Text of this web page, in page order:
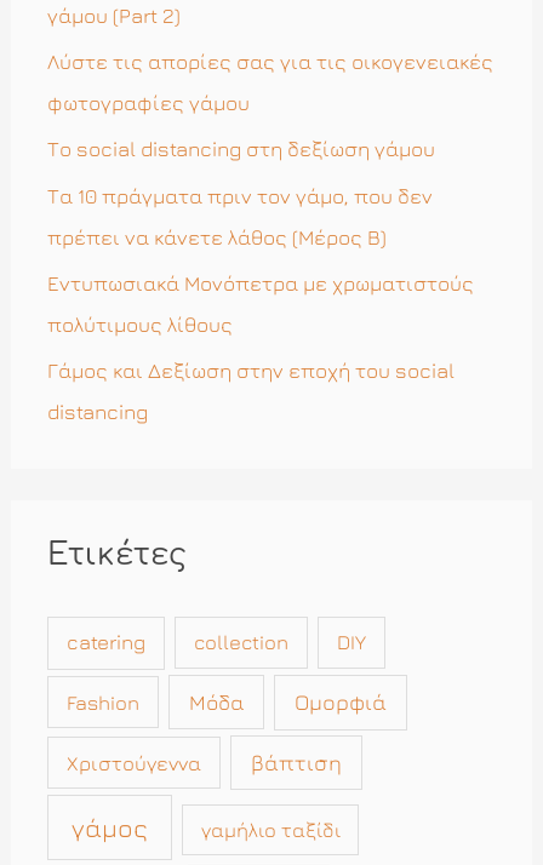
σ
η
γ
ι
γάμου (Part 2)
Λύστε τις απορίες σας για τις οικογενειακές
φωτογραφίες γάμου
Το social distancing στη δεξίωση γάμου
Τα 10 πράγματα πριν τον γάμο, που δεν
πρέπει να κάνετε λάθος (Μέρος Β)
Εντυπωσιακά Μονόπετρα με χρωματιστούς
πολύτιμους λίθους
Γάμος και Δεξίωση στην εποχή του social
distancing
Ετικέτες
catering collection DIY
Fashion Μόδα Ομορφιά
Χριστούγεννα βάπτιση
γάμος γαμήλιο ταξίδι